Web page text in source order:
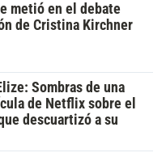
metió en el debate
de Cristina Kirchner
Sombras de una
de Netflix sobre el
descuartizó a su